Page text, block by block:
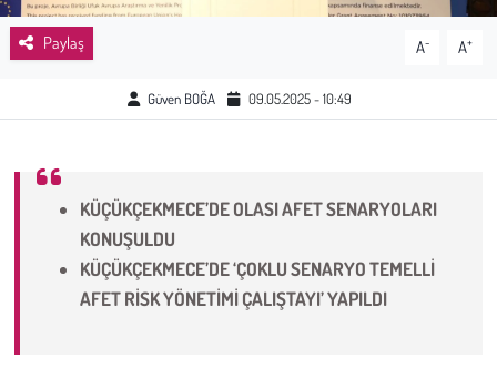
Paylaş A- A+
Güven BOĞA 09.05.2025 - 10:49
KÜÇÜKÇEKMECE’DE OLASI AFET SENARYOLARI
KONUŞULDU
KÜÇÜKÇEKMECE’DE ‘ÇOKLU SENARYO TEMELLİ
AFET RİSK YÖNETİMİ ÇALIŞTAYI’ YAPILDI
Kültür Sanat
Bilim - Teknoloji
Hayvan Hakları
Çevre